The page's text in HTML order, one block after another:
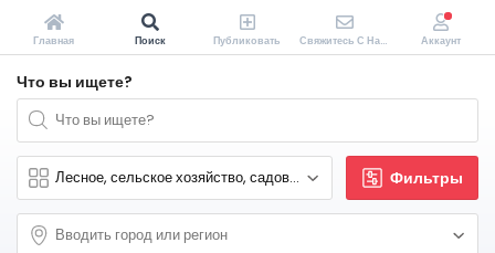
Что вы ищете?
Фильтры
Главная Поиск Публиковать Свяжитесь С Нами Аккаунт